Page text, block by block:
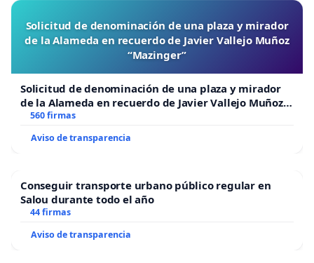
Solicitud de denominación de una plaza y mirador
de la Alameda en recuerdo de Javier Vallejo Muñoz
“Mazinger”
Solicitud de denominación de una plaza y mirador
de la Alameda en recuerdo de Javier Vallejo Muñoz
“Mazinger”
560 firmas
Aviso de transparencia
Conseguir transporte urbano público regular en
Salou durante todo el año
44 firmas
Aviso de transparencia